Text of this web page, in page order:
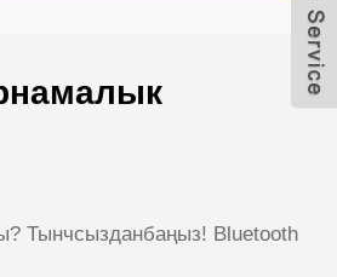
Тынчсызданбаңыз! Bluetooth